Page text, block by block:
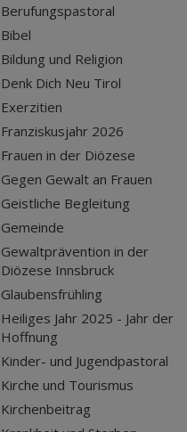
Berufungspastoral
Bibel
Bildung und Religion
Denk Dich Neu Tirol
Exerzitien
Franziskusjahr 2026
Frauen in der Diözese
Gegen Gewalt an Frauen
Geistliche Begleitung
Gemeinde
Gewaltprävention in der
Diözese Innsbruck
Glaubensfrühling
Heiliges Jahr 2025 - Jahr der
Hoffnung
Kinder- und Jugendpastoral
Kirche und Tourismus
Kirchenbeitrag